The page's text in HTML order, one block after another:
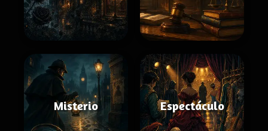
Misterio Espectáculo